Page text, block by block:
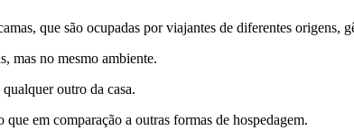
que são ocupadas por viajantes de diferentes origens,
mas no mesmo ambiente.
outro da casa.
que em comparação a outras formas de hospedagem.